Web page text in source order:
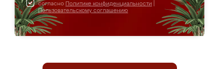
согласно Политике конфиденциальности
Пользовательскому соглашению